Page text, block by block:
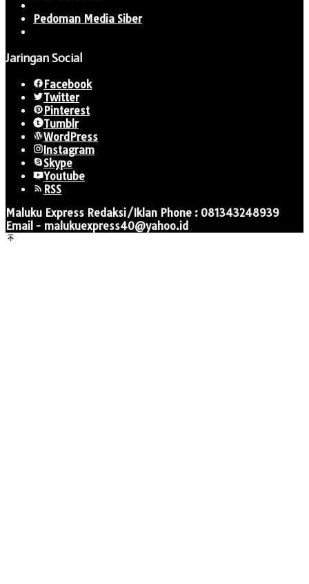
Pedoman Media Siber
Jaringan Social
Facebook
Twitter
Pinterest
Tumblr
WordPress
Instagram
Skype
Youtube
RSS
Maluku Express Redaksi/Iklan Phone : 081343248939
Email - malukuexpress40@yahoo.id